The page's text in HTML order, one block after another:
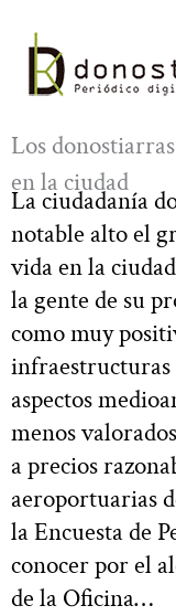
contenido
Los
en la ciudad
La ciudadanía
notable alto el
vida en la
la gente de su
como muy
infraestructuras
aspectos
menos
a precios
aeroportuarias
la Encuesta de
conocer por el
de la Oficina…